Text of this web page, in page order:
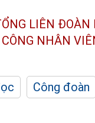
LIÊN ĐOÀN
NHÂN
Công đoàn